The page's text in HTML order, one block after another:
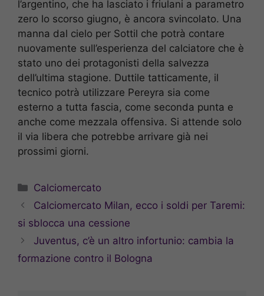
l’argentino, che ha lasciato i friulani a parametro
zero lo scorso giugno, è ancora svincolato. Una
manna dal cielo per Sottil che potrà contare
nuovamente sull’esperienza del calciatore che è
stato uno dei protagonisti della salvezza
dell’ultima stagione. Duttile tatticamente, il
tecnico potrà utilizzare Pereyra sia come
esterno a tutta fascia, come seconda punta e
anche come mezzala offensiva. Si attende solo
il via libera che potrebbe arrivare già nei
prossimi giorni.
Categorie
Calciomercato
Calciomercato Milan, ecco i soldi per Taremi:
si sblocca una cessione
Juventus, c’è un altro infortunio: cambia la
formazione contro il Bologna